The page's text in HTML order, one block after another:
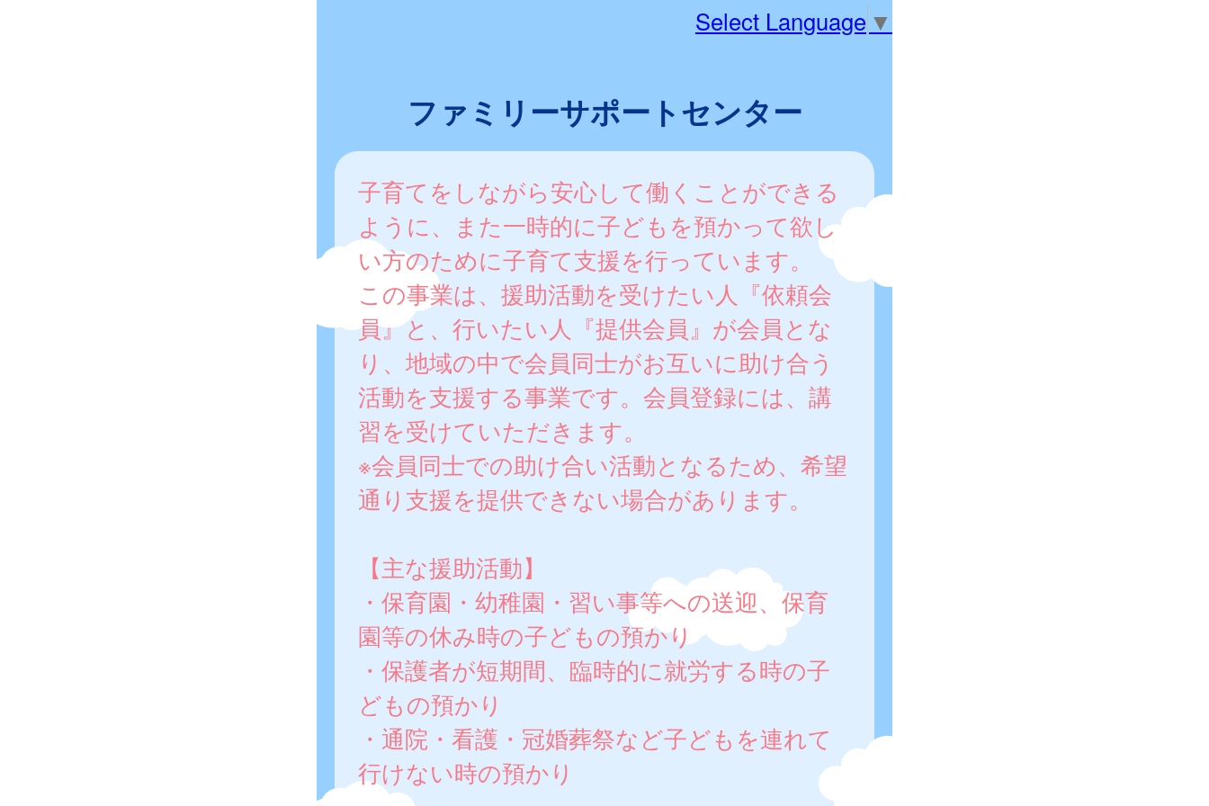
Select Language ▼
ファミリーサポートセンター
子育てをしながら安心して働くことができる
ように、また一時的に子どもを預かって欲し
い方のために子育て支援を行っています。
この事業は、援助活動を受けたい人『依頼会
員』と、行いたい人『提供会員』が会員とな
り、地域の中で会員同士がお互いに助け合う
活動を支援する事業です。会員登録には、講
習を受けていただきます。
※会員同士での助け合い活動となるため、希望
通り支援を提供できない場合があります。
【主な援助活動】
・保育園・幼稚園・習い事等への送迎、保育
園等の休み時の子どもの預かり
・保護者が短期間、臨時的に就労する時の子
どもの預かり
・通院・看護・冠婚葬祭など子どもを連れて
行けない時の預かり